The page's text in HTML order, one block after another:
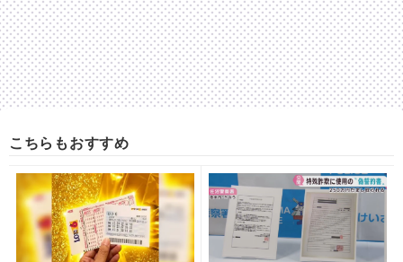
こちらもおすすめ